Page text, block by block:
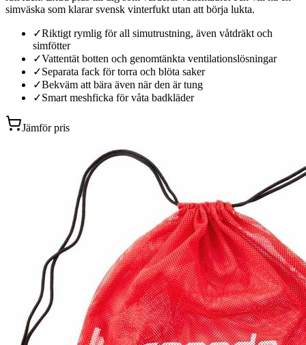
simväska som klarar svensk vinterfukt utan att börja lukta.
✓Riktigt rymlig för all simutrustning, även våtdräkt och
simfötter
✓Vattentät botten och genomtänkta ventilationslösningar
✓Separata fack för torra och blöta saker
✓Bekväm att bära även när den är tung
✓Smart meshficka för våta badkläder
Jämför pris